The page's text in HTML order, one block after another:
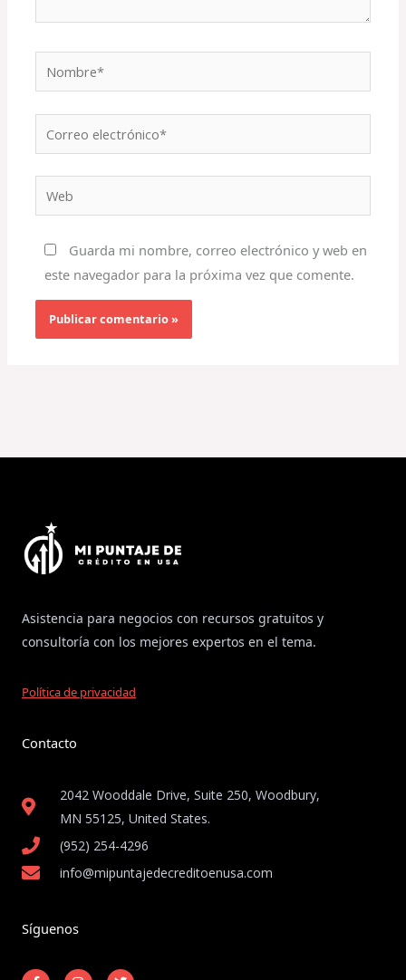
Nombre*
electrónico*
Guarda mi nombre, correo electrónico y web en
este navegador para la próxima vez que comente.
Asistencia para negocios con recursos gratuitos y
consultoría con los mejores expertos en el tema.
Política de privacidad
Contacto
2042 Wooddale Drive, Suite 250, Woodbury,
MN 55125, United States​.
(952) 254-4296
info@mipuntajedecreditoenusa.com
Síguenos
F I T